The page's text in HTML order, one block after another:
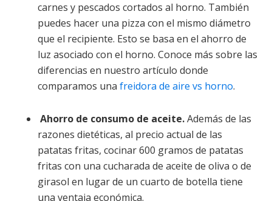
carnes y pescados cortados al horno. También
puedes hacer una pizza con el mismo diámetro
que el recipiente. Esto se basa en el ahorro de
luz asociado con el horno. Conoce más sobre las
diferencias en nuestro artículo donde
comparamos unafreidora de aire vs horno.
Ahorro de consumo de aceite.Además de las
razones dietéticas, al precio actual de las
patatas fritas, cocinar 600 gramos de patatas
fritas con una cucharada de aceite de oliva o de
girasol en lugar de un cuarto de botella tiene
una ventaja económica.